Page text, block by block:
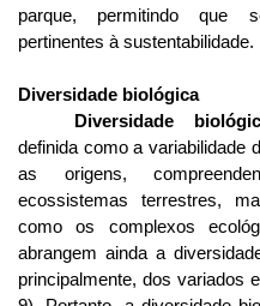
parque, permitindo que
pertinentes à sustentabilidade.
Diversidade biológica
Diversidade
definida como a variabilidade
as origens,
ecossistemas terrestres,
como os complexos
abrangem ainda a
principalmente, dos variados